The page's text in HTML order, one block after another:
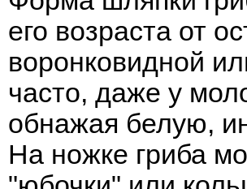
его возраста от
воронковидной
часто, даже у
обнажая белую,
На ножке гриба